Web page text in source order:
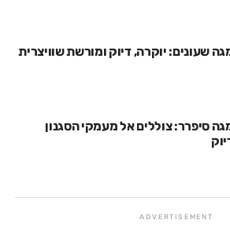
שעונים: יוקרה, דיוק ומורשת שוויצרית
סיפרר: צוללים אל מעמקי הסגנון
ADVERTISEMENT